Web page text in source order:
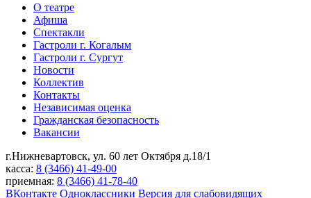
О театре
Афиша
Спектакли
Гастроли г. Когалым
Гастроли г. Сургут
Новости
Коллектив
Контакты
Независимая оценка
Гражданская безопасность
Вакансии
г.Нижневартовск, ул. 60 лет Октября д.18/1
касса: 8 (3466) 41-49-00
приемная: 8 (3466) 41-78-40
ВКонтакте Одноклассники Версия для слабовидящих